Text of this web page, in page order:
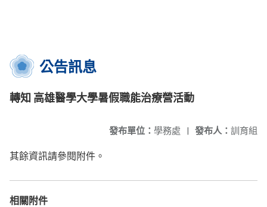
公告訊息
轉知 高雄醫學大學暑假職能治療營活動
發布人： 訓育組
發布單位： 學務處 |
其餘資訊請參閱附件。
相關附件